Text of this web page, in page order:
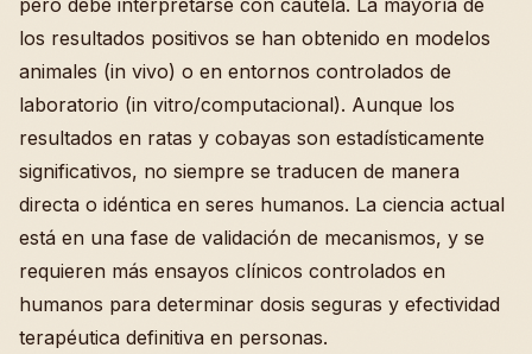
pero debe interpretarse con cautela. La mayoría de
los resultados positivos se han obtenido en modelos
animales (in vivo) o en entornos controlados de
laboratorio (in vitro/computacional). Aunque los
resultados en ratas y cobayas son estadísticamente
significativos, no siempre se traducen de manera
directa o idéntica en seres humanos. La ciencia actual
está en una fase de validación de mecanismos, y se
requieren más ensayos clínicos controlados en
humanos para determinar dosis seguras y efectividad
terapéutica definitiva en personas.